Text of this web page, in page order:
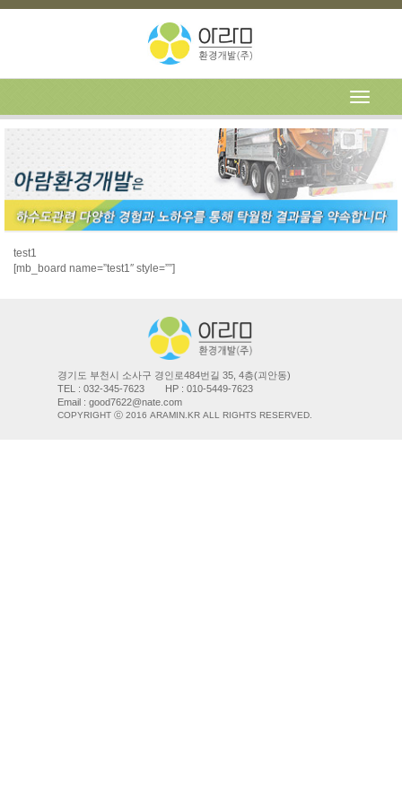
test1
[mb_board name=”test1″ style=””]
경기도 부천시 소사구 경인로484번길 35, 4층(괴안동)
TEL : 032-345-7623
HP : 010-5449-7623
Email : good7622@nate.com
COPYRIGHT ⓒ 2016 ARAMIN.KR ALL RIGHTS RESERVED.